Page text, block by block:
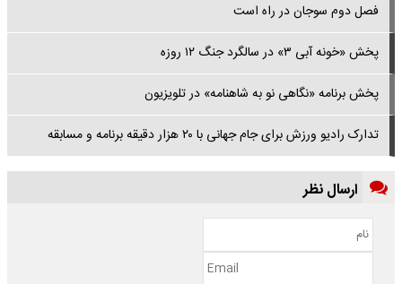
فصل دوم سوجان در راه است
پخش «خونه آبی ۳» در سالگرد جنگ ۱۲ روزه
پخش برنامه «نگاهی نو به شاهنامه» در تلویزیون
تدارک رادیو ورزش برای جام جهانی با ۲۰ هزار دقیقه برنامه و مسابقه
ارسال نظر